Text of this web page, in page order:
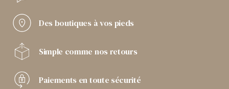
Des boutiques à vos pieds
Simple comme nos retours
Paiements en toute sécurité